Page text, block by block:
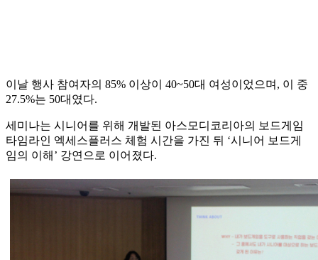
이날 행사 참여자의 85% 이상이 40~50대 여성이었으며, 이 중
27.5%는 50대였다.
세미나는 시니어를 위해 개발된 아스모디코리아의 보드게임
타임라인 엑세스플러스 체험 시간을 가진 뒤 ‘시니어 보드게
임의 이해’ 강연으로 이어졌다.